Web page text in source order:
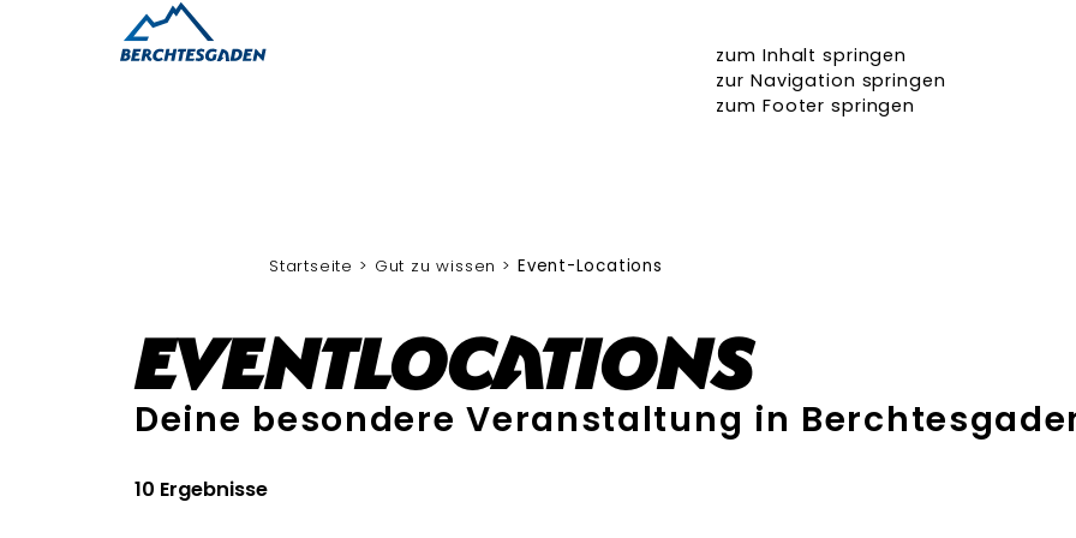
zum Inhalt springen
zur Navigation springen
zum Footer springen
Startseite Gut zu wissen Event-Locations
Eventlocations
Deine besondere Veranstaltung in
10 Ergebnisse